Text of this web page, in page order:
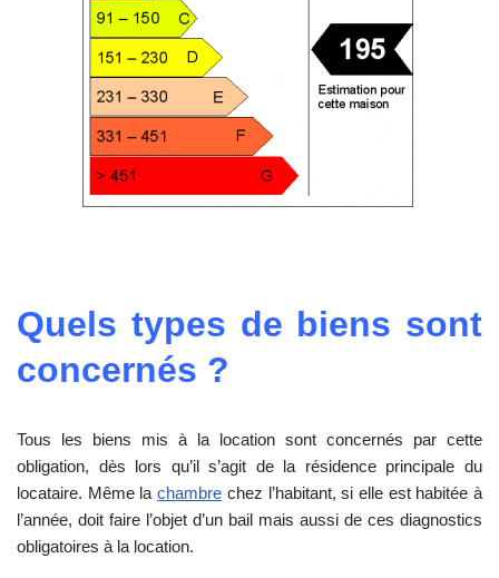
Quels types de biens sont
concernés ?
Tous les biens mis à la location sont concernés par cette
obligation, dès lors qu’il s’agit de la résidence principale du
locataire. Même lachambre chez l’habitant, si elle est habitée à
l’année, doit faire l’objet d’un bail mais aussi de ces diagnostics
obligatoires à la location.